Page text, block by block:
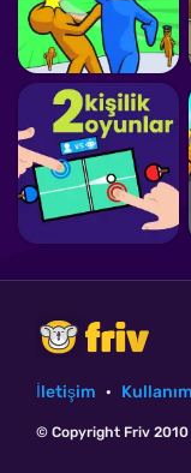
İletişim ·
© Copyright Friv